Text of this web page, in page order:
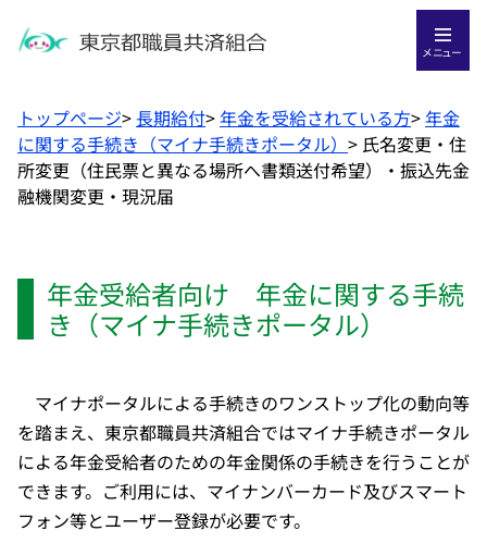
メニュー
トップページ>長期給付>年金を受給されている方>年金
に関する手続き（マイナ手続きポータル） > 氏名変更・住
所変更（住民票と異なる場所へ書類送付希望）・振込先金
融機関変更・現況届
年金受給者向け 年金に関する手続
き（マイナ手続きポータル）
マイナポータルによる手続きのワンストップ化の動向等
を踏まえ、東京都職員共済組合ではマイナ手続きポータル
による年金受給者のための年金関係の手続きを行うことが
できます。ご利用には、 マイナンバーカード及びスマート
フォン等とユーザー登録が必要です。